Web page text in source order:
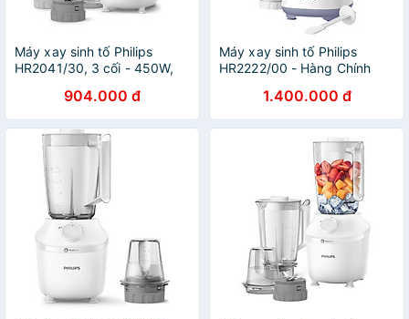
Máy xay sinh tố Philips
HR2041/30, 3 cối - 450W,
904.000 đ
Máy xay sinh tố Philips
HR2222/00 - Hàng Chính
1.400.000 đ